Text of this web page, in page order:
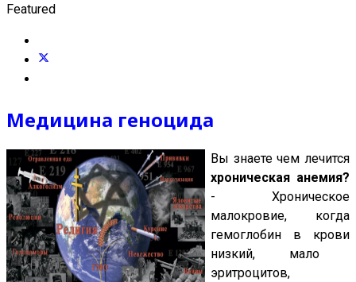
Featured
Медицина геноцида
Вы знаете чем лечится
хроническая анемия?
- Хроническое
малокровие, когда
гемоглобин в крови
низкий, мало
эритроцитов,